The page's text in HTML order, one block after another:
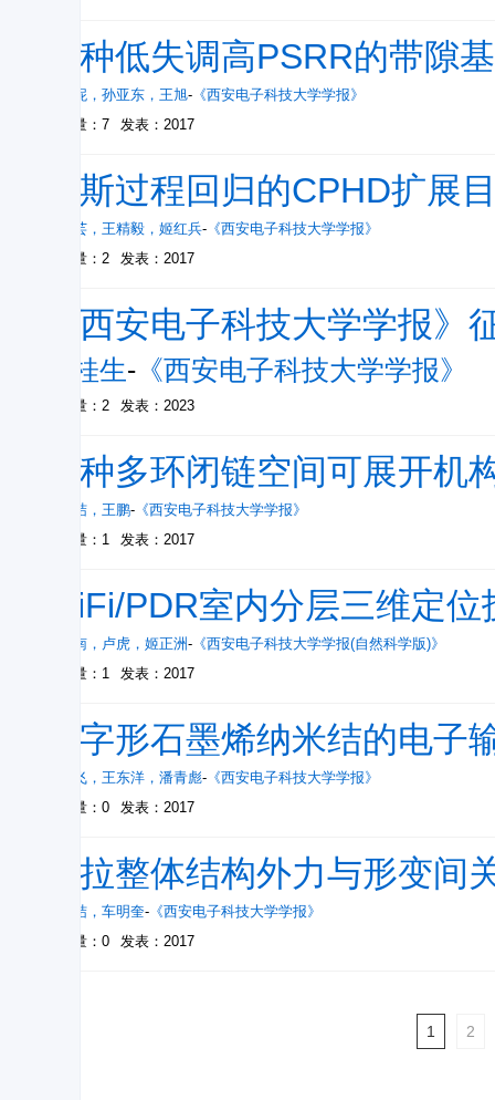
一种低失调高PSRR的带隙
李娅妮 ， 孙亚东 ， 王旭- 《西安电子科技大学学报》
被引量：7
发表：2017
高斯过程回归的CPHD扩展
李翠芸 ， 王精毅 ， 姬红兵- 《西安电子科技大学学报》
被引量：2
发表：2017
《西安电子科技大学学报》
廖桂生- 《西安电子科技大学学报》
被引量：2 发表：2023
一种多环闭链空间可展开机
李团结 ， 王鹏- 《西安电子科技大学学报》
被引量：1
发表：2017
WiFi/PDR室内分层三维定位
贺磊南 ， 卢虎 ， 姬正洲- 《西安电子科技大学学报(自然科学版)》
被引量：1
发表：2017
十字形石墨烯纳米结的电子
娄利飞 ， 王东洋 ， 潘青彪- 《西安电子科技大学学报》
被引量：0
发表：2017
张拉整体结构外力与形变间
李团结 ， 车明奎- 《西安电子科技大学学报》
被引量：0
发表：2017
1 2